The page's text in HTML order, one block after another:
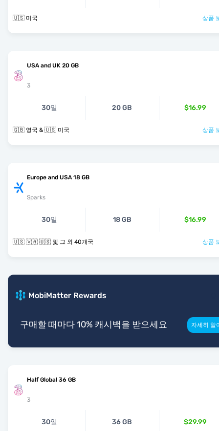
🇺🇸 미국 상품
USA and UK 20 GB
3
30일 20 GB $16.99
🇬🇧 영국 & 🇺🇸 미국 상품
Europe and USA 18 GB
Sparks
30일 18 GB $16.99
🇺🇸 🇻🇦 🇺🇸 및 그 외 40개국 상품
MobiMatter Rewards
구매할 때마다 10% 캐시백을 받으세요 자세히 알
Half Global 36 GB
3
30일 36 GB $29.99